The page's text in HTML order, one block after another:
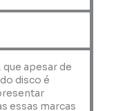
que apesar de
disco é
essas marcas